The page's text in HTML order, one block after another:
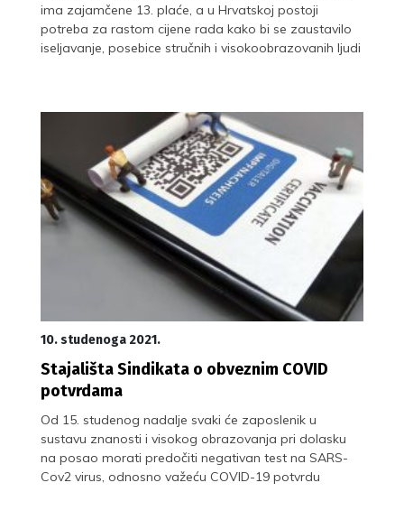
ima zajamčene 13. plaće, a u Hrvatskoj postoji
potreba za rastom cijene rada kako bi se zaustavilo
iseljavanje, posebice stručnih i visokoobrazovanih ljudi
10. studenoga 2021.
Stajališta Sindikata o obveznim COVID
potvrdama
Od 15. studenog nadalje svaki će zaposlenik u
sustavu znanosti i visokog obrazovanja pri dolasku
na posao morati predočiti negativan test na SARS-
Cov2 virus, odnosno važeću COVID-19 potvrdu